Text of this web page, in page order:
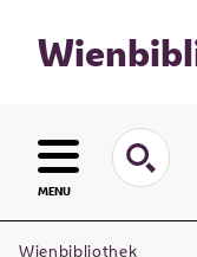
MENU
Wienbibliothek